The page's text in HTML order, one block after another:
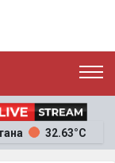
32.63°C